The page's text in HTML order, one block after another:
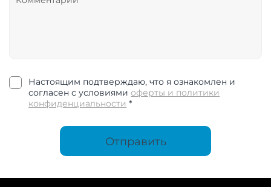
Настоящим подтверждаю, что я ознакомлен и
согласен с условиямиоферты и политики
конфиденциальности *
Отправить